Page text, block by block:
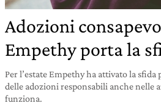
Adozioni
Empethy porta la
Per l’estate Empethy ha attivato la
delle adozioni responsabili anche nelle
funziona.